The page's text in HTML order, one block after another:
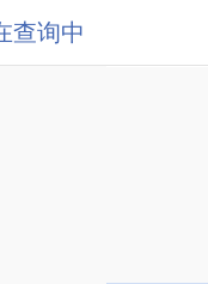
查询中